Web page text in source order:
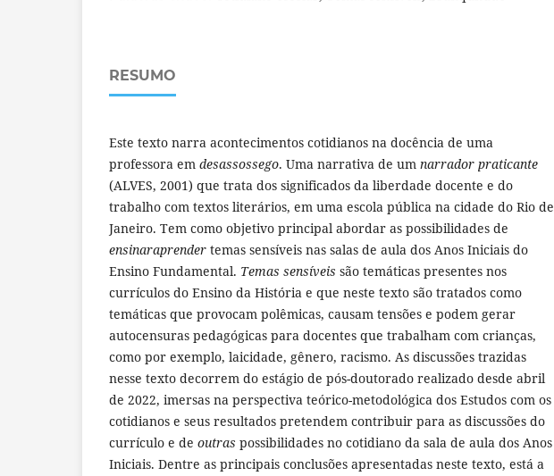
RESUMO
Este texto narra acontecimentos cotidianos na docência de uma
professora em desassossego. Uma narrativa de um narrador praticante
(ALVES, 2001) que trata dos significados da liberdade docente e do
trabalho com textos literários, em uma escola pública na cidade do Rio de
Janeiro. Tem como objetivo principal abordar as possibilidades de
ensinaraprender temas sensíveis nas salas de aula dos Anos Iniciais do
Ensino Fundamental. Temas sensíveis são temáticas presentes nos
currículos do Ensino da História e que neste texto são tratados como
temáticas que provocam polêmicas, causam tensões e podem gerar
autocensuras pedagógicas para docentes que trabalham com crianças,
como por exemplo, laicidade, gênero, racismo. As discussões trazidas
nesse texto decorrem do estágio de pós-doutorado realizado desde abril
de 2022, imersas na perspectiva teórico-metodológica dos Estudos com os
cotidianos e seus resultados pretendem contribuir para as discussões do
currículo e de outras possibilidades no cotidiano da sala de aula dos Anos
Iniciais. Dentre as principais conclusões apresentadas neste texto, está a